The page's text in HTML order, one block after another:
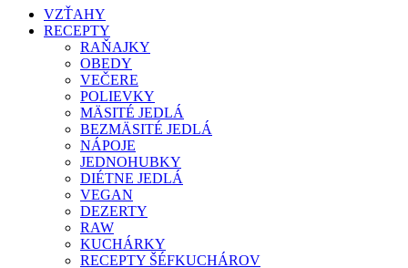
VZŤAHY
RECEPTY
RAŇAJKY
OBEDY
VEČERE
POLIEVKY
MÄSITÉ JEDLÁ
BEZMÄSITÉ JEDLÁ
NÁPOJE
JEDNOHUBKY
DIÉTNE JEDLÁ
VEGAN
DEZERTY
RAW
KUCHÁRKY
RECEPTY ŠÉFKUCHÁROV